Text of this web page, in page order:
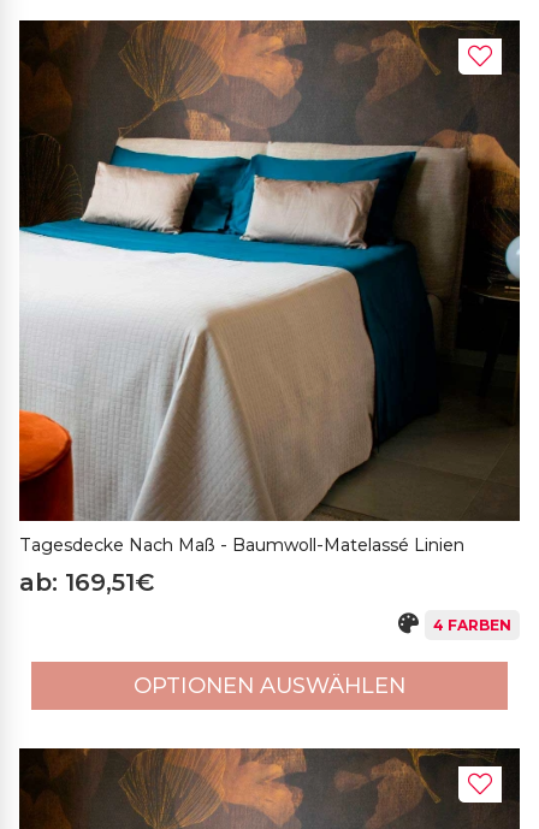
Tagesdecke Nach Maß - Baumwoll-Matelassé Linien
ab: 169,51€
4 FARBEN
OPTIONEN AUSWÄHLEN